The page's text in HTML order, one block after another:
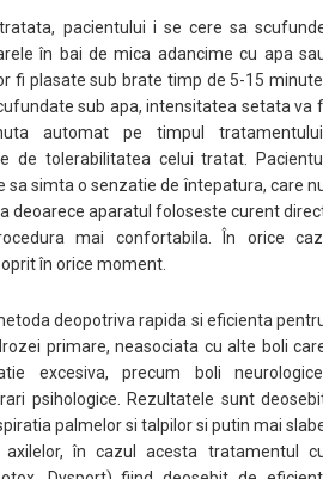
pacientului i se cere sa
în bai de mica adancime cu apa
fi plasate sub brate timp de 5-15
sub apa, intensitatea setata va
automat pe timpul
de tolerabilitatea celui tratat.
sa simta o senzatie de întepatura, care
deoarece aparatul foloseste curent
mai confortabila. În orice
în orice moment.
deopotriva rapida si eficienta
primare, neasociata cu alte boli
excesiva, precum boli
psihologice. Rezultatele sunt
palmelor si talpilor si putin mai
în cazul acesta tratamentul